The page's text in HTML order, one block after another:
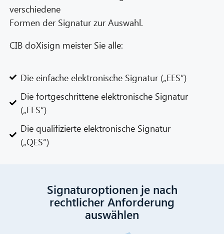
verschiedene
Formen der Signatur zur Auswahl.
CIB doXisign meister Sie alle:
Die einfache elektronische Signatur („EES“)
Die fortgeschrittene elektronische Signatur
(„FES“)
Die qualifizierte elektronische Signatur
(„QES“)
Signaturoptionen je nach
rechtlicher Anforderung
auswählen